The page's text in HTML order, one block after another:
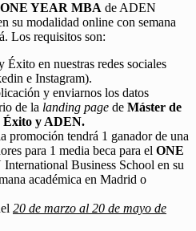
ONE YEAR MBA de ADEN
su modalidad online con semana
Los requisitos son:
Éxito en nuestras redes sociales
e Instagram).
y enviarnos los datos
de la landing page de Máster de
Éxito y ADEN.
promoción tendrá 1 ganador de una
para 1 media beca para el ONE
Business School en su
académica en Madrid o
20 de marzo al 20 de mayo de